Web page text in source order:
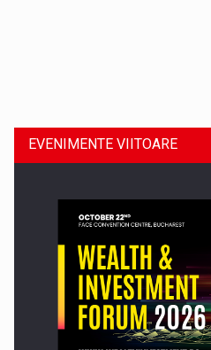
Comunicat de presa: Joburile
EVENIMENTE VIITOARE